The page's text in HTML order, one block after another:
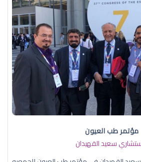
مؤتمر طب العيون
سعيد القهيدان